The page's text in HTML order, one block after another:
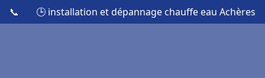
📞 🕒 installation et dépannage chauffe eau Achères